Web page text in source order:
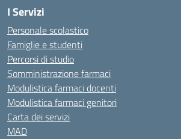
I Servizi
Personale scolastico
Famiglie e studenti
Percorsi di studio
Somministrazione farmaci
Modulistica farmaci docenti
Modulistica farmaci genitori
Carta dei servizi
MAD